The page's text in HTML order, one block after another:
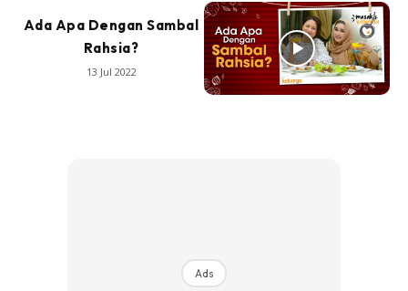
Ada Apa Dengan Sambal
Rahsia?
13 Jul 2022
Ads